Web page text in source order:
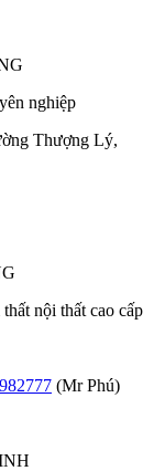
nghiệp
Thượng Lý,
nội thất cao cấp
(Mr Phú)